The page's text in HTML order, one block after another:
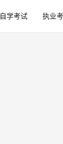
自学考试 执业